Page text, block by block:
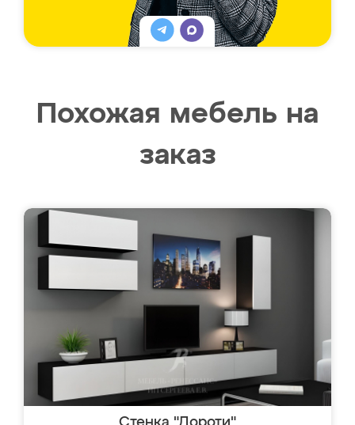
Похожая мебель на
заказ